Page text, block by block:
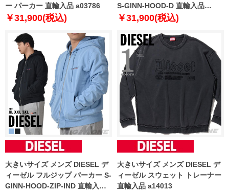
ー パーカー 直輸入品 a03786
￥31,900(税込)
S-GINN-HOOD-D 直輸入品
a04073-0bawt
￥31,900(税込)
大きいサイズ メンズ DIESEL デ
ィーゼル フルジップ パーカー S-
GINN-HOOD-ZIP-IND 直輸入品
大きいサイズ メンズ DIESEL デ
ィーゼル スウェット トレーナー
直輸入品 a14013